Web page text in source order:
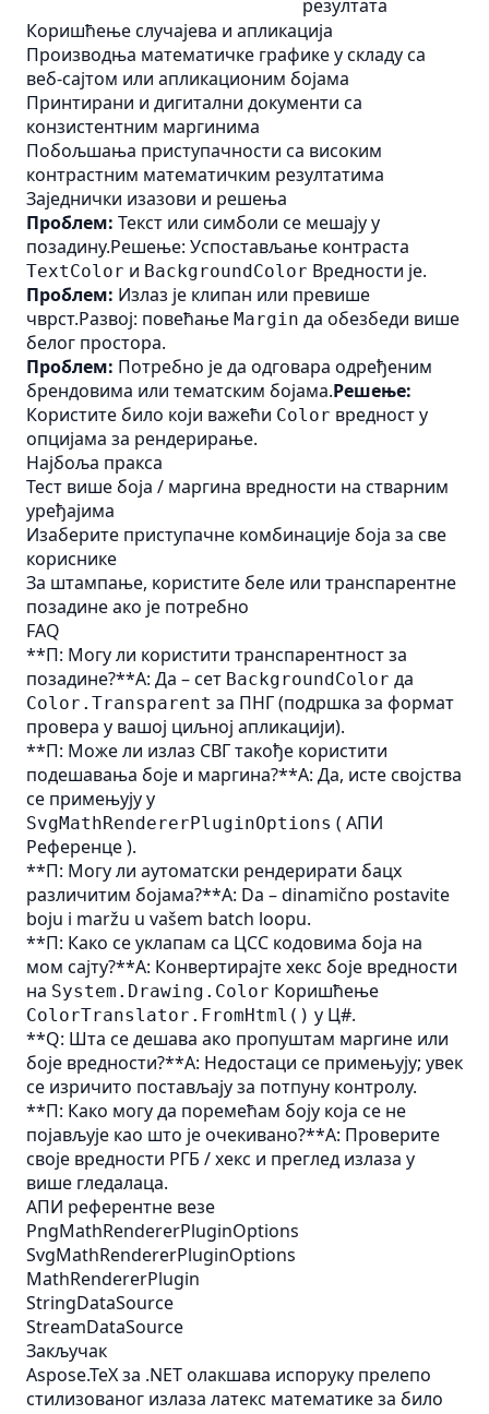
резултата
Коришћење случајева и апликација
Производња математичке графике у складу са
веб-сајтом или апликационим бојама
Принтирани и дигитални документи са
конзистентним маргинима
Побољшања приступачности са високим
контрастним математичким резултатима
Заједнички изазови и решења
Проблем: Текст или симболи се мешају у
позадину.Решење: Успостављање контраста
TextColor и BackgroundColor Вредности је.
Проблем: Излаз је клипан или превише
чврст.Развој: повећање Margin да обезбеди више
белог простора.
Проблем: Потребно је да одговара одређеним
брендовима или тематским бојама.Решење:
Користите било који важећи Color вредност у
опцијама за рендерирање.
Најбоља пракса
Тест више боја / маргина вредности на стварним
уређајима
Изаберите приступачне комбинације боја за све
кориснике
За штампање, користите беле или транспарентне
позадине ако је потребно
FAQ
**П: Могу ли користити транспарентност за
позадине?**А: Да – сет BackgroundColor да
Color.Transparent за ПНГ (подршка за формат
провера у вашој циљној апликацији).
**П: Може ли излаз СВГ такође користити
подешавања боје и маргина?**А: Да, исте својства
се примењују у
SvgMathRendererPluginOptions ( АПИ
Референце).
**П: Могу ли аутоматски рендерирати бацх
различитим бојама?**A: Da – dinamično postavite
boju i maržu u vašem batch loopu.
**П: Како се уклапам са ЦСС кодовима боја на
мом сајту?**А: Конвертирајте хекс боје вредности
на System.Drawing.Color Коришћење
ColorTranslator.FromHtml() у Ц#.
**Q: Шта се дешава ако пропуштам маргине или
боје вредности?**А: Недостаци се примењују; увек
се изричито постављају за потпуну контролу.
**П: Како могу да поремећам боју која се не
појављује као што је очекивано?**A: Проверите
своје вредности РГБ / хекс и преглед излаза у
више гледалаца.
АПИ референтне везе
PngMathRendererPluginOptions
SvgMathRendererPluginOptions
MathRendererPlugin
StringDataSource
StreamDataSource
Закључак
Aspose.TeX за .NET олакшава испоруку прелепо
стилизованог излаза латекс математике за било